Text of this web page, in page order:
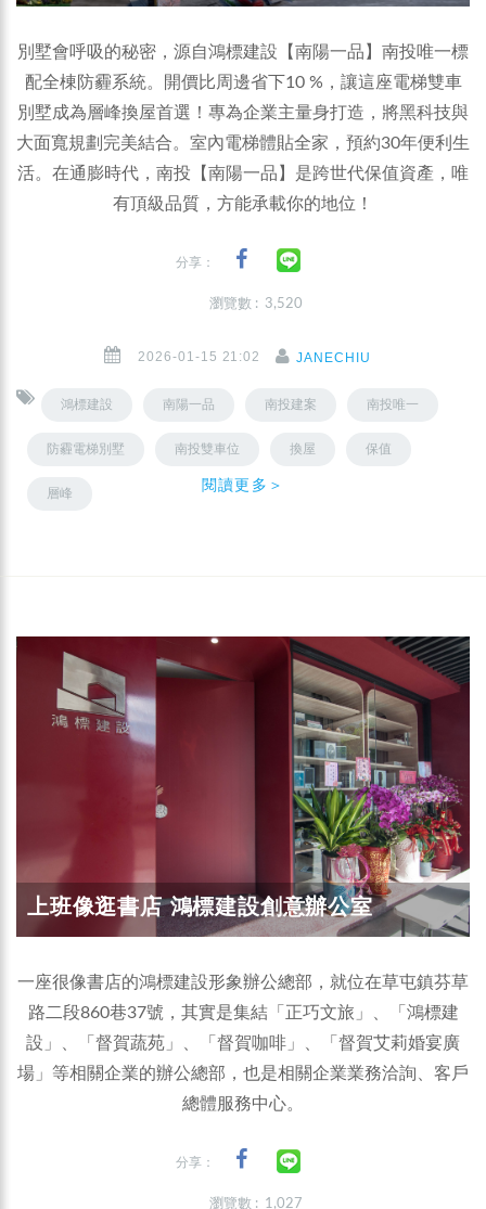
別墅會呼吸的秘密，源自鴻標建設【南陽一品】南投唯一標
配全棟防霾系統。開價比周邊省下10 %，讓這座電梯雙車
別墅成為層峰換屋首選！專為企業主量身打造，將黑科技與
大面寬規劃完美結合。室內電梯體貼全家，預約30年便利生
活。在通膨時代，南投【南陽一品】是跨世代保值資產，唯
有頂級品質，方能承載你的地位！
分享：
瀏覽數 : 3,520
2026-01-15 21:02 JANECHIU
鴻標建設 南陽一品 南投建案 南投唯一
防霾電梯別墅 南投雙車位 換屋 保值
層峰 閱讀更多＞
上班像逛書店 鴻標建設創意辦公室
一座很像書店的鴻標建設形象辦公總部，就位在草屯鎮芬草
路二段860巷37號，其實是集結「正巧文旅」、「鴻標建
設」、「督賀蔬苑」、「督賀咖啡」、「督賀艾莉婚宴廣
場」等相關企業的辦公總部，也是相關企業業務洽詢、客戶
總體服務中心。
分享：
瀏覽數 : 1,027